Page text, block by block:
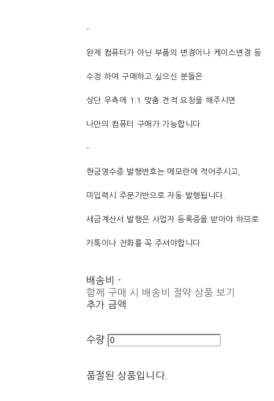
-
완제 컴퓨터가 아닌 부품의 변경이나 케이스변경 등
수정 하여 구매하고 싶으신 분들은
상단 우측에 1:1 맞춤 견적 요청을 해주시면
나만의 컴퓨터 구매가 가능합니다.
-
현금영수증 발행번호는 메모란에 적어주시고,
미입력시 주문기반으로 자동 발행됩니다.
세금계산서 발행은 사업자 등록증을 받아야 하므로
카톡이나 전화를 꼭 주셔야합니다.
배송비 -
함께 구매 시 배송비 절약 상품 보기
추가 금액
수량
품절된 상품입니다.